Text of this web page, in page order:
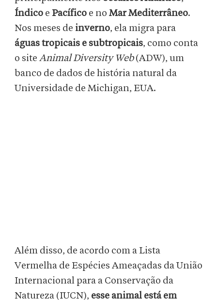
Índico e Pacífico e no Mar Mediterrâneo.
Nos meses de inverno, ela migra para
águas tropicais e subtropicais, como conta
o site Animal Diversity Web(ADW), um
banco de dados de história natural da
Universidade de Michigan, EUA.
Além disso, de acordo com a Lista
Vermelha de Espécies Ameaçadas da União
Internacional para a Conservação da
Natureza (IUCN), esse animal está em